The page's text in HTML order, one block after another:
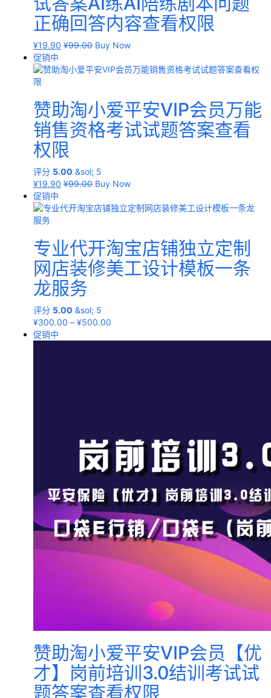
正确回答内容查看权限
¥19.90 ¥99.00 Buy Now
促销中
赞助淘小爱平安VIP会员万能
销售资格考试试题答案查看
权限
评分 5.00 &sol; 5
¥19.90 ¥99.00 Buy Now
促销中
专业代开淘宝店铺独立定制
网店装修美工设计模板一条
龙服务
评分 5.00 &sol; 5
¥300.00 – ¥500.00
促销中
赞助淘小爱平安VIP会员【优
才】岗前培训3.0结训考试试
题答案查看权限